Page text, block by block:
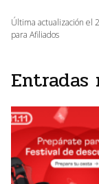
Última actualización el
para Afiliados
Entradas